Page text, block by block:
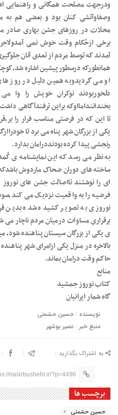
ودرجهت مصلحت همگانی و راهنمایی
وصفاوآتشی کنان بود و بعضی هم به
محلات در روزهای جشن بهاری صادر
برخی ازحُکام وقت خوش نمی
آمدند که توسط مردم از تعدی آنان
همانطورکه درسطورپیشین اشاره
او می گردیدوبه همین دلیل در روز
دلخوربودند نوکران خویش را وا می
بخندانندامااوکه براین ترفندآگاهی
تا این که در فرصتی مناسب فرار را
یکی از بزرگان شهر پناه می برد تا
رنجشی پیدا کرده بودنددرامان بدارد.
به نظر می رسد که این نمایشنامه ی
ساخته های دوران ضحاک ماردوش
ای را نوشتند تااصالت جشن های نوروز
فرضیه را به واقعیت نزدیک می
نوروزی به تصویر کشیده شده بدین
برقراری مساوات درمیان مردم ناچار
ی یکی از بزرگان سیستان پناهنده شود،
بالاخره در منزل یکی ازامرای شهر
حاکم وقت درامان بماند.
منابع
کتاب نوروز جمشید
گاه شمار ایرانیان
نویسنده : حسین حشمتی
منبع خبر : نصیر بوشهر
به اشتراک بگذارید :
nasirbushehr.ir/?p=4496
برچسب ها
حسین حشمتی